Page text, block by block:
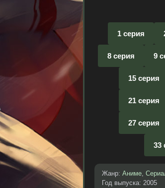
1 серия
8 серия 9
15 серия
21 серия
27 серия
33
Жанр: Аниме,
Год выпуска: 2005